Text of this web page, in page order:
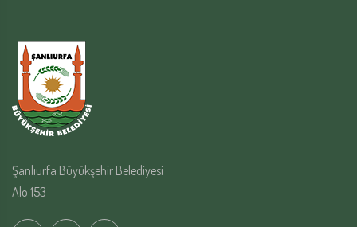
Şanlıurfa Büyükşehir Belediyesi
Alo 153